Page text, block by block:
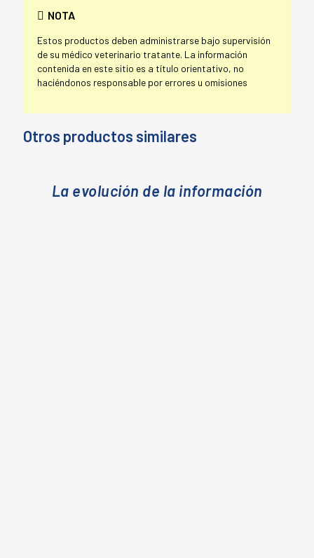
NOTA
Estos productos deben administrarse bajo supervisión
de su médico veterinario tratante. La información
contenida en este sitio es a título orientativo, no
haciéndonos responsable por errores u omisiones
Otros productos similares
La evolución de la información